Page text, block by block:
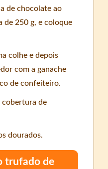
de chocolate ao
de 250 g, e coloque
colhe e depois
com a ganache
de confeiteiro.
cobertura de
dourados.
trufado de